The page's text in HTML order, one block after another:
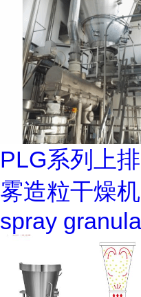
PLG系列上
雾造粒干燥
spray